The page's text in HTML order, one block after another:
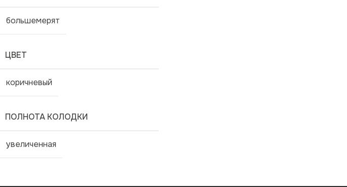
большемерят
ЦВЕТ
коричневый
ПОЛНОТА КОЛОДКИ
увеличенная